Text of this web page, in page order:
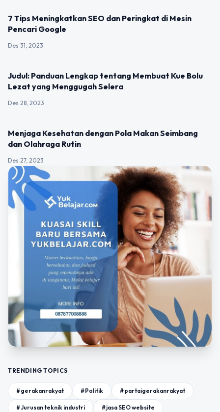
7 Tips Meningkatkan SEO dan Peringkat di Mesin
Pencari Google
Des 31, 2023
Judul: Panduan Lengkap tentang Membuat Kue Bolu
Lezat yang Menggugah Selera
Des 28, 2023
Menjaga Kesehatan dengan Pola Makan Seimbang
dan Olahraga Rutin
Des 27, 2023
TRENDING TOPICS
#gerakanrakyat #Politik #partaigerakanrakyat
#Jurusan teknik industri #jasa SEO website